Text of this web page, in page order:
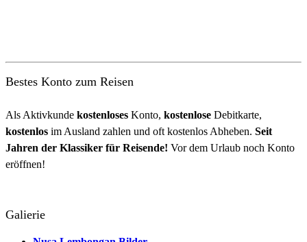
Bestes Konto zum Reisen
Als Aktivkunde kostenloses Konto, kostenlose Debitkarte,
kostenlos im Ausland zahlen und oft kostenlos Abheben. Seit
Jahren der Klassiker für Reisende! Vor dem Urlaub noch Konto
eröffnen!
Galierie